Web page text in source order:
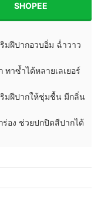
SHOPEE
ฝีปากอวบอิ่ม ฉ่ำวาว
าซ้ำได้หลายเลเยอร์
มฝีปากให้ชุ่มชื้น มีกลิ่น
ร่อง ช่วยปกปิดสีปากได้